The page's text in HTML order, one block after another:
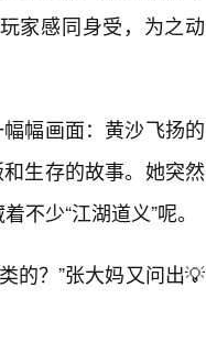
家感同身受，为之动
幅画面：黄沙飞扬的
生存的故事。她突然
不少“江湖道义”呢。
的？”张大妈又问出💡